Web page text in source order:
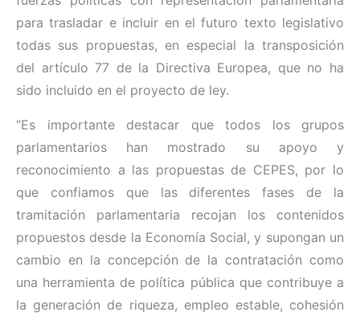
para trasladar e incluir en el futuro texto legislativo
todas sus propuestas, en especial la transposición
del artículo 77 de la Directiva Europea, que no ha
sido incluido en el proyecto de ley.
“Es importante destacar que todos los grupos
parlamentarios han mostrado su apoyo y
reconocimiento a las propuestas de CEPES, por lo
que confiamos que las diferentes fases de la
tramitación parlamentaria recojan los contenidos
propuestos desde la Economía Social, y supongan un
cambio en la concepción de la contratación como
una herramienta de política pública que contribuye a
la generación de riqueza, empleo estable, cohesión